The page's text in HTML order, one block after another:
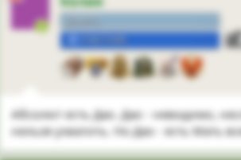
3
Абсолют есть Дао. Дао - невидимо,
нельзя ухватить. Но Дао - есть Мать